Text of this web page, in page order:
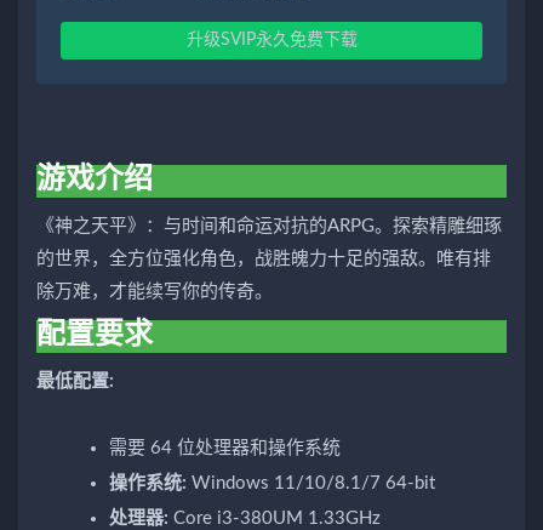
升级SVIP永久免费下载
游戏介绍
《神之天平》：与时间和命运对抗的ARPG。探索精雕细琢
的世界，全方位强化角色，战胜魄力十足的强敌。唯有排
除万难，才能续写你的传奇。
配置要求
最低配置:
需要 64 位处理器和操作系统
操作系统: Windows 11/10/8.1/7 64-bit
处理器: Core i3-380UM 1.33GHz